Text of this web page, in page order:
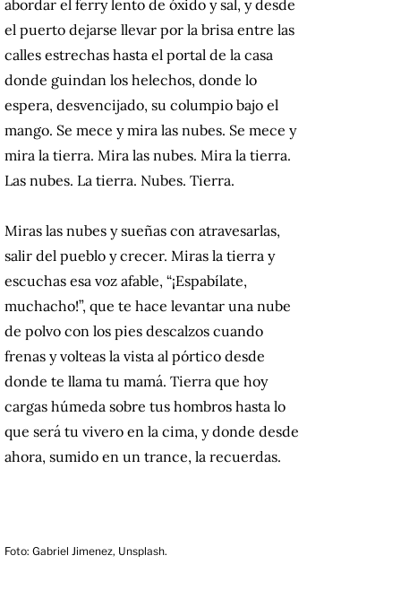
abordar el ferry lento de óxido y sal, y desde
el puerto dejarse llevar por la brisa entre las
calles estrechas hasta el portal de la casa
donde guindan los helechos, donde lo
espera, desvencijado, su columpio bajo el
mango. Se mece y mira las nubes. Se mece y
mira la tierra. Mira las nubes. Mira la tierra.
Las nubes. La tierra. Nubes. Tierra.
Miras las nubes y sueñas con atravesarlas,
salir del pueblo y crecer. Miras la tierra y
escuchas esa voz afable, “¡Espabílate,
muchacho!”, que te hace levantar una nube
de polvo con los pies descalzos cuando
frenas y volteas la vista al pórtico desde
donde te llama tu mamá. Tierra que hoy
cargas húmeda sobre tus hombros hasta lo
que será tu vivero en la cima, y donde desde
ahora, sumido en un trance, la recuerdas.
Foto: Gabriel Jimenez, Unsplash.